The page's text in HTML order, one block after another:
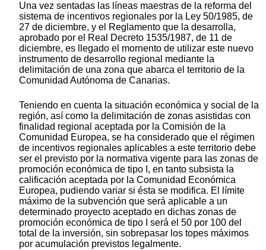
Una vez sentadas las líneas maestras de la reforma del
sistema de incentivos regionales por la Ley 50/1985, de
27 de diciembre, y el Reglamento que la desarrolla,
aprobado por el Real Decreto 1535/1987, de 11 de
diciembre, es llegado el mornento de utilizar este nuevo
instrumento de desarrollo regional mediante la
delimitación de una zona que abarca el territorio de la
Comunidad Autónoma de Canarias.
Teniendo en cuenta la situación económica y social de la
región, así como la delimitación de zonas asistidas con
finalidad regional aceptada por la Comisión de la
Comunidad Europea, se ha considerado que el régimen
de incentivos regionales aplicables a este territorio debe
ser el previsto por la normativa vigente para las zonas de
promoción económica de tipo I, en tanto subsista la
calificación aceptada por la Comunidad Económica
Europea, pudiendo variar si ésta se modifica. El límite
máximo de la subvención que será aplicable a un
determinado proyecto aceptado en dichas zonas de
promoción económica de tipo I será el 50 por 100 del
total de la inversión, sin sobrepasar los topes máximos
por acumulación previstos legalmente.